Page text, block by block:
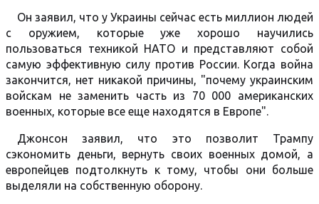
Он заявил, что у Украины сейчас есть миллион людей
с оружием, которые уже хорошо научились
пользоваться техникой НАТО и представляют собой
самую эффективную силу против России. Когда война
закончится, нет никакой причины, "почему украинским
войскам не заменить часть из 70 000 американских
военных, которые все еще находятся в Европе".
Джонсон заявил, что это позволит Трампу
сэкономить деньги, вернуть своих военных домой, а
европейцев подтолкнуть к тому, чтобы они больше
выделяли на собственную оборону.